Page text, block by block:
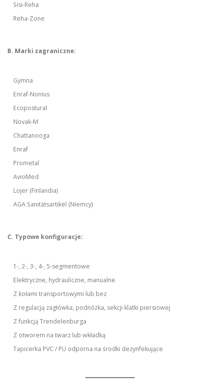
Sisi-Reha
Reha-Zone
B. Marki zagraniczne:
Gymna
Enraf-Nonius
Ecopostural
Novak-M
Chattanooga
Enraf
Prometal
AvioMed
Lojer (Finlandia)
AGA Sanitätsartikel (Niemcy)
C. Typowe konfiguracje:
1-, 2-, 3-, 4-, 5-segmentowe
Elektryczne, hydrauliczne, manualne
Z kołami transportowymi lub bez
Z regulacją zagłówka, podnóżka, sekcji klatki piersiowej
Z funkcją Trendelenburga
Z otworem na twarz lub wkładką
Tapicerka PVC / PU odporna na środki dezynfekujące